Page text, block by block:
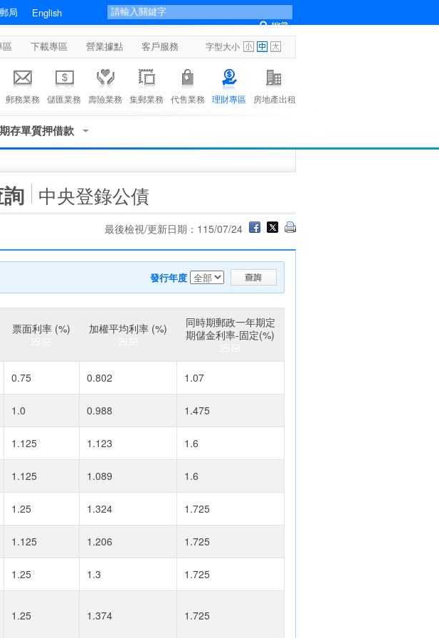
局 English
區 下載專區 營業據點 客戶服務 字型大小
郵務業務 儲匯業務 壽險業務 集郵業務 代售業務 理財專區 房地產出租
存單質押借款
中央登錄公債
最後檢視/更新日期：115/07/24
發行年度
票面利率 (%) 加權平均利率 (%)
同時期郵政一年期定
期儲金利率-固定(%)
0.75 0.802 1.07
1.0 0.988 1.475
1.125 1.123 1.6
1.125 1.089 1.6
1.25 1.324 1.725
1.125 1.206 1.725
1.25 1.3 1.725
1.25 1.374 1.725